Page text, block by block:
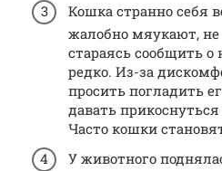
Кошка странно себя
жалобно мяукают,
стараясь сообщить о
редко. Из-за
просить погладить
давать
Часто кошки
У животного